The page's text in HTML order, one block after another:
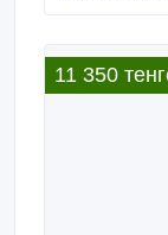
растворения камеди и
всей
11 350